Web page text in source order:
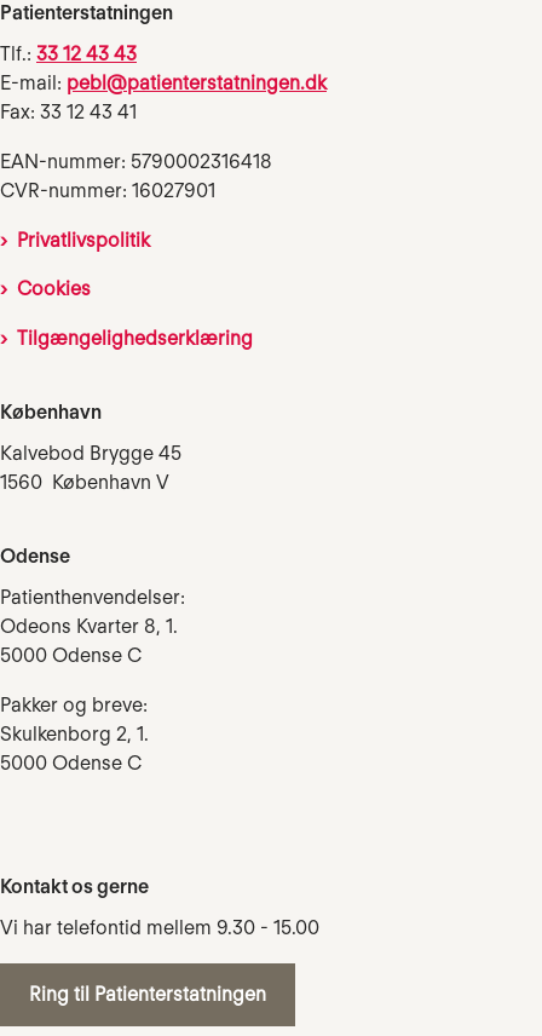
Patienterstatningen
Tlf.: 33 12 43 43
E-mail: pebl@patienterstatningen.dk
Fax: 33 12 43 41
EAN-nummer: 5790002316418
CVR-nummer: 16027901
Privatlivspolitik
Cookies
Tilgængelighedserklæring
København
Kalvebod Brygge 45
1560 København V
Odense
Patienthenvendelser:
Odeons Kvarter 8, 1.
5000 Odense C
Pakker og breve:
Skulkenborg 2, 1.
5000 Odense C
Kontakt os gerne
Vi har telefontid mellem 9.30 - 15.00
Ring til Patienterstatningen